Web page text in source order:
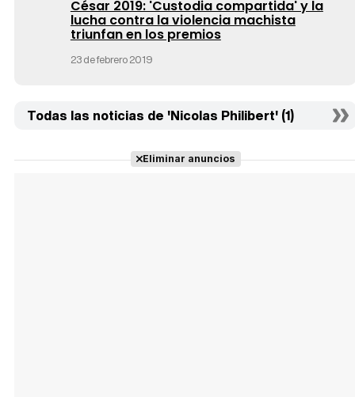
César 2019: 'Custodia compartida' y la
lucha contra la violencia machista
triunfan en los premios
23 de febrero 2019
Todas las noticias de 'Nicolas Philibert' (1)
Eliminar anuncios